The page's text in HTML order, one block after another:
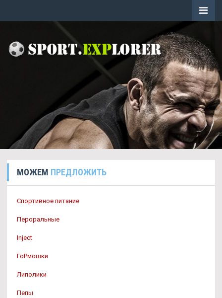
МОЖЕМ ПРЕДЛОЖИТЬ
Спортивное питание
Пероральные
Inject
ГоРмошки
Липолики
Пепы